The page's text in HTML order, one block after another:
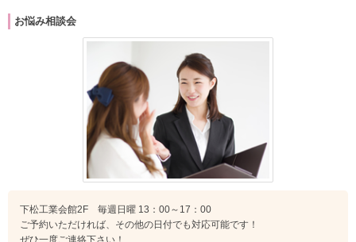
お悩み相談会
下松工業会館2F 毎週日曜 13：00～17：00
ご予約いただければ、その他の日付でも対応可能です！
ぜひ一度ご連絡下さい！